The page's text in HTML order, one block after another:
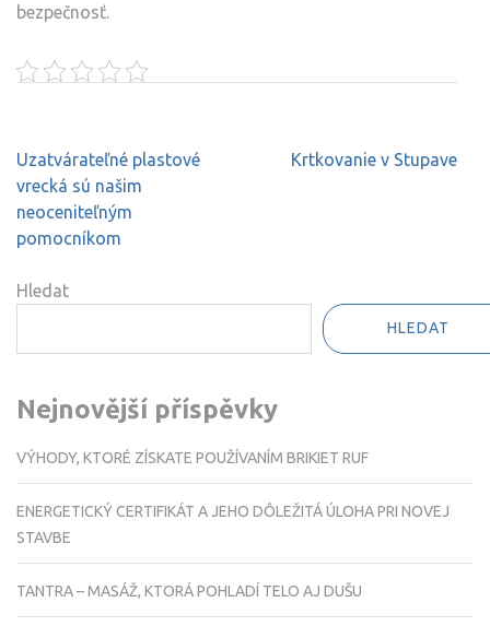
bezpečnosť.
Navigace
pro
příspěvek
Uzatvárateľné plastové
vrecká sú našim
neoceniteľným
pomocníkom
Krtkovanie v Stupave
Hledat
HLEDAT
Nejnovější příspěvky
VÝHODY, KTORÉ ZÍSKATE POUŽÍVANÍM BRIKIET RUF
ENERGETICKÝ CERTIFIKÁT A JEHO DÔLEŽITÁ ÚLOHA PRI NOVEJ
STAVBE
TANTRA – MASÁŽ, KTORÁ POHLADÍ TELO AJ DUŠU